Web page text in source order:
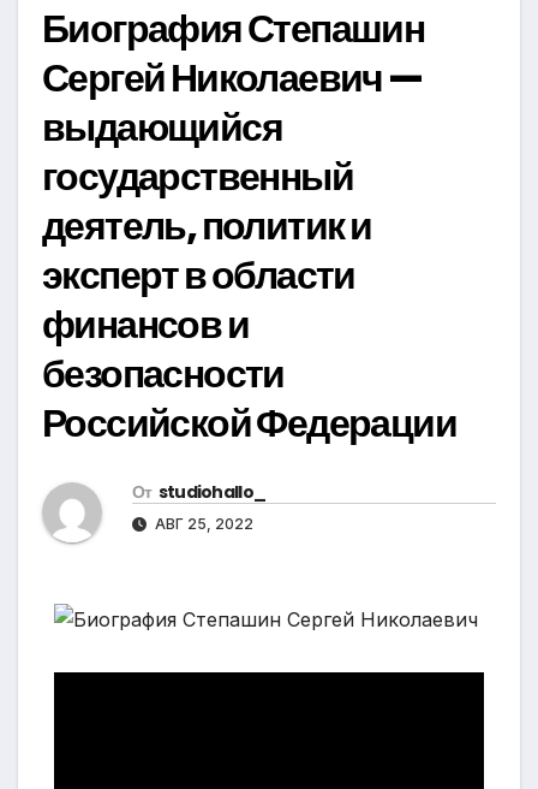
Биография Степашин
Сергей Николаевич —
выдающийся
государственный
деятель, политик и
эксперт в области
финансов и
безопасности
Российской Федерации
От studiohallo_
АВГ 25, 2022